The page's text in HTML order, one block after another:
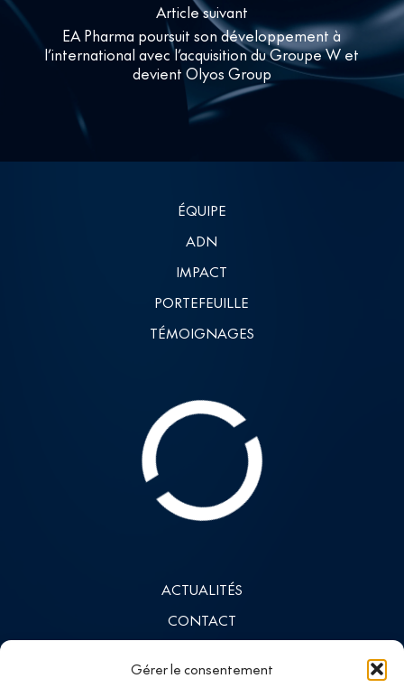
Gérer le consentement
Article suivant
EA Pharma poursuit son développement à
l’international avec l’acquisition du Groupe W et
devient Olyos Group
ÉQUIPE
ADN
IMPACT
PORTEFEUILLE
TÉMOIGNAGES
ACTUALITÉS
CONTACT
LINKEDIN